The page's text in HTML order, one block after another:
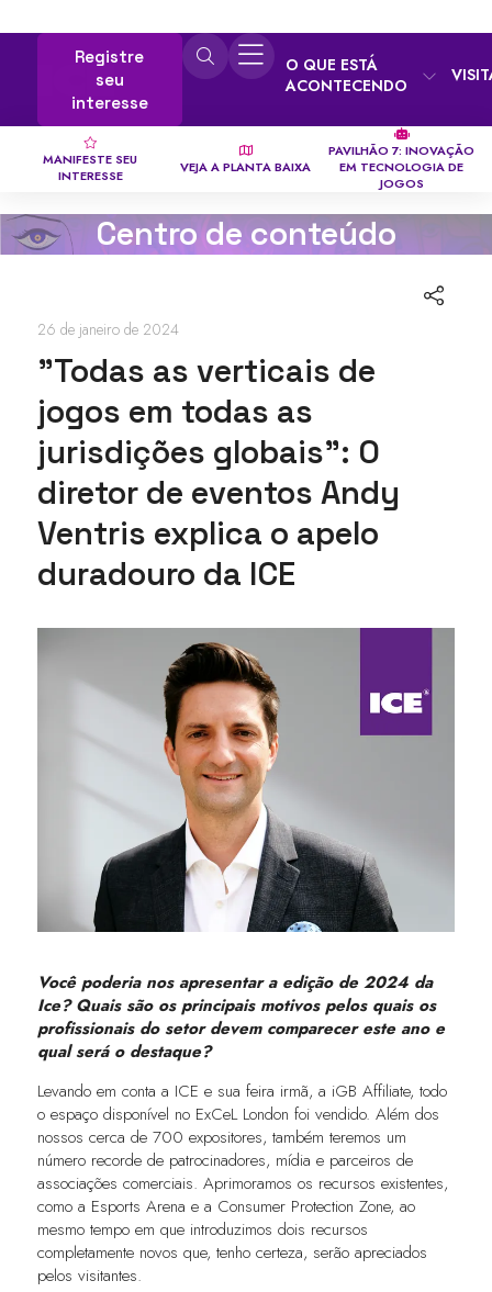
Registre
seu
interesse
O QUE ESTÁ
ACONTECENDO
MANIFESTE SEU
INTERESSE
VEJA A PLANTA BAIXA
PAVILHÃO 7: INOVAÇÃO
EM TECNOLOGIA DE
JOGOS
Centro de conteúdo
26 de janeiro de 2024
"Todas as verticais de
jogos em todas as
jurisdições globais": O
diretor de eventos Andy
Ventris explica o apelo
duradouro da ICE
Você poderia nos apresentar a edição de 2024 da
Ice? Quais são os principais motivos pelos quais os
profissionais do setor devem comparecer este ano e
qual será o destaque?
Levando em conta a ICE e sua feira irmã, a iGB Affiliate, todo
o espaço disponível no ExCeL London foi vendido. Além dos
nossos cerca de 700 expositores, também teremos um
número recorde de patrocinadores, mídia e parceiros de
associações comerciais. Aprimoramos os recursos existentes,
como a Esports Arena e a Consumer Protection Zone, ao
mesmo tempo em que introduzimos dois recursos
completamente novos que, tenho certeza, serão apreciados
pelos visitantes.